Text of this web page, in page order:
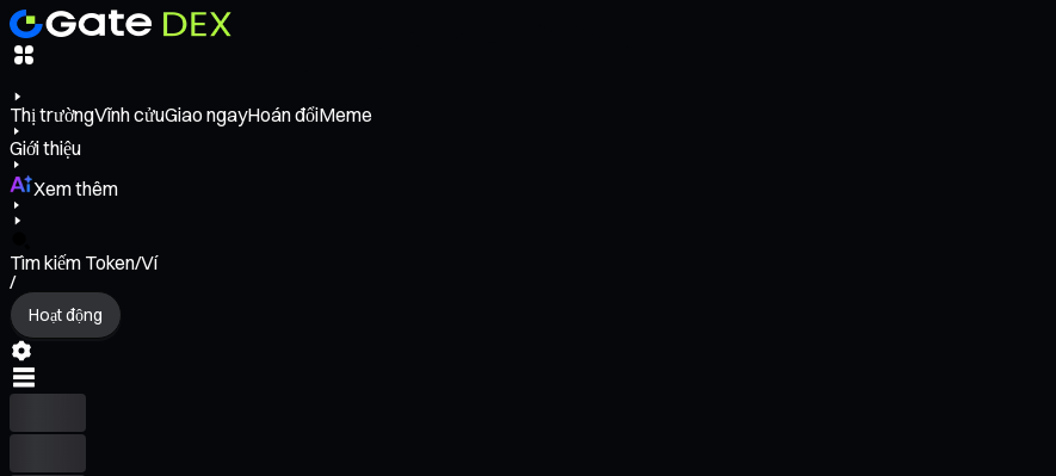
Thị trườngVĩnh cửuGiao ngayHoán đổiMeme
Giới thiệu
Xem thêm
Tìm kiếm Token/Ví
/
Hoạt động